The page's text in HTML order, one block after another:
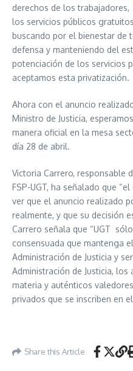
derechos de los
los servicios públicos
buscando por el bienestar de
defensa y manteniendo del
potenciación de los servicios
aceptamos esta privatización.
Ahora con el anuncio
Ministro de Justicia,
manera oficial en la mesa
día 28 de abril.
Victoria Carrero, responsable
FSP-UGT, ha señalado que
ver que el anuncio realizado
realmente, y que su decisión
Carrero señala que “UGT
consensuada que mantenga
Administración de Justicia y
Administración de Justicia,
materia y auténticos
privados que se inscriben en
Share this Article